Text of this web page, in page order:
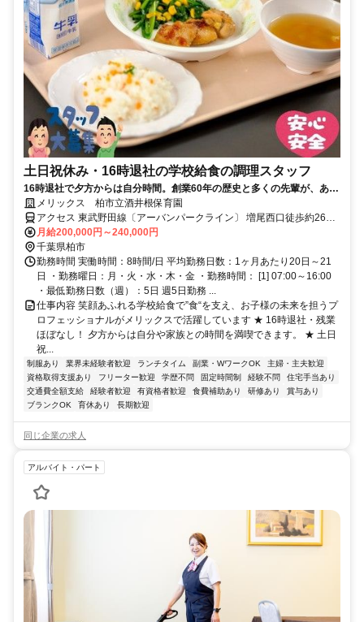
土日祝休み・16時退社の学校給食の調理スタッフ
16時退社で夕方からは自分時間。創業60年の歴史と多くの先輩が、あな
たをしっかりサポートします！
メリックス 柏市立酒井根保育園
アクセス 東武野田線〔アーバンパークライン〕 増尾西口徒歩約26
分、新京成電鉄 常盤平北口徒歩約30分、ＪＲ常磐線/東京メトロ千代
田線 南柏東口徒歩約38分 JR常磐線南柏駅東口から 東武バス1番2番
乗り場 酒井根行 酒井根終点下車 徒歩3分
月給200,000円～240,000円
千葉県柏市
勤務時間 実働時間：8時間/日 平均勤務日数：1ヶ月あたり20日～21
日 ・勤務曜日：月・火・水・木・金 ・勤務時間： [1] 07:00～16:00
・最低勤務日数（週）：5日 週5日勤務 ...
仕事内容 笑顔あふれる学校給食で”食“を支え、お子様の未来を担うプ
ロフェッショナルがメリックスで活躍しています ★ 16時退社・残業
ほぼなし！ 夕方からは自分や家族との時間を満喫できます。 ★ 土日
祝...
制服あり 業界未経験者歓迎 ランチタイム 副業・WワークOK
主婦・主夫歓迎
資格取得支援あり
フリーター歓迎 学歴不問 固定時間制 経験不問
住宅手当あり
交通費全額支給
経験者歓迎 有資格者歓迎 食費補助あり 研修あり
賞与あり
ブランクOK
育休あり 長期歓迎
同じ企業の求人
アルバイト・パート